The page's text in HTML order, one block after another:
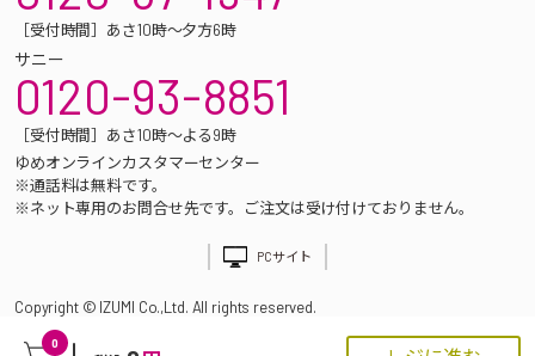
0
［受付時間］あさ10時～夕方6時
サニー
0120-93-8851
［受付時間］あさ10時～よる9時
ゆめオンラインカスタマーセンター
※通話料は無料です。
※ネット専用のお問合せ先です。ご注文は受け付けておりません。
PCサイト
Copyright © IZUMI Co.,Ltd. All rights reserved.